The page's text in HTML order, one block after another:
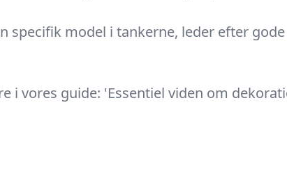
specifik model i tankerne, leder efter
vores guide: 'Essentiel viden om